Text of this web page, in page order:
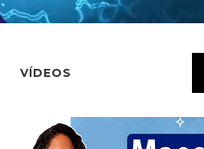
VÍDEOS